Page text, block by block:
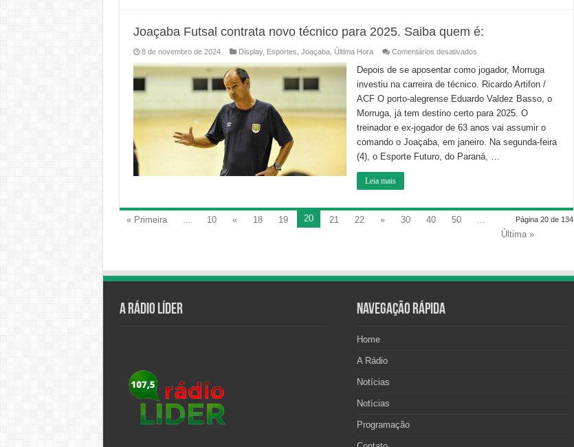
Joaçaba Futsal contrata novo técnico para 2025. Saiba quem é:
8 de novembro de 2024 Display, Esportes Joaçaba, Última Hora Comentários desativadosem
Futsal
contrata
novo
para
Saiba
quem
é:
Depois de se aposentar como jogador, Morruga
investiu na carreira de técnico. Ricardo Artifon /
ACF O porto-alegrense Eduardo Valdez Basso, o
Morruga, já tem destino certo para 2025. O
treinador e ex-jogador de 63 anos vai assumir o
comando o Joaçaba, em janeiro. Na segunda-feira
(4), o Esporte Futuro, do Paraná, …
Leia mais
Página 20 de 134
« Primeira ... 10 « 18 19 20 21 22 » 30 40 50
...
Última »
A Rádio Líder Navegação Rápida
Home
A Rádio
Notícias
Notícias
Programação